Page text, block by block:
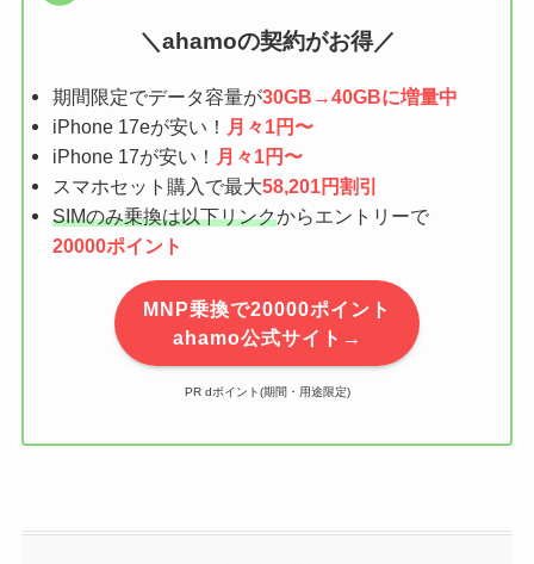
＼ahamoの契約がお得／
期間限定でデータ容量が30GB→40GBに増量中
iPhone 17eが安い！ 月々1円〜
iPhone 17が安い！ 月々1円〜
スマホセット購入で最大58,201円割引
SIMのみ乗換は以下リンクからエントリーで
20000ポイント
MNP乗換で20000ポイント
ahamo公式サイト→
PR dポイント(期間・用途限定)